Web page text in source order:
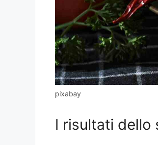
pixabay
I risultati dello